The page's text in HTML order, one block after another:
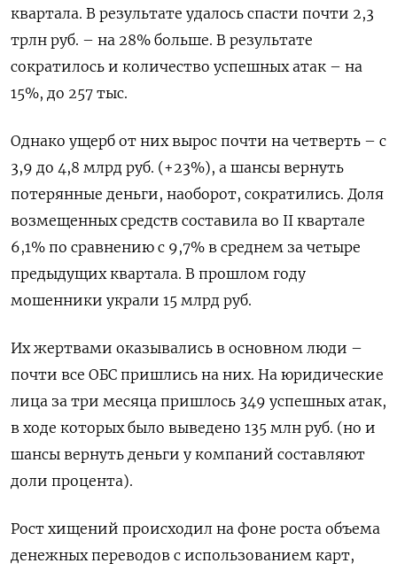
квартала. В результате удалось спасти почти 2,3
трлн руб. – на 28% больше. В результате
сократилось и количество успешных атак – на
15%, до 257 тыс.
Однако ущерб от них вырос почти на четверть – с
3,9 до 4,8 млрд руб. (+23%), а шансы вернуть
потерянные деньги, наоборот, сократились. Доля
возмещенных средств составила во II квартале
6,1% по сравнению с 9,7% в среднем за четыре
предыдущих квартала. В прошлом году
мошенники украли 15 млрд руб.
Их жертвами оказывались в основном люди –
почти все ОБС пришлись на них. На юридические
лица за три месяца пришлось 349 успешных атак,
в ходе которых было выведено 135 млн руб. (но и
шансы вернуть деньги у компаний составляют
доли процента).
Рост хищений происходил на фоне роста объема
денежных переводов с использованием карт,